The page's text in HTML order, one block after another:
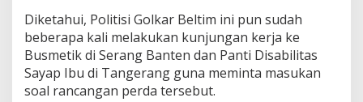
P
e
n
g
h
o
Diketahui, Politisi Golkar Beltim ini pun sudah
beberapa kali melakukan kunjungan kerja ke
Busmetik di Serang Banten dan Panti Disabilitas
Sayap Ibu di Tangerang guna meminta masukan
soal rancangan perda tersebut.